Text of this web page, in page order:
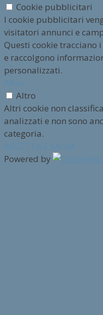
Cookie pubblicitari
I cookie pubblicitari
visitatori annunci e
Questi cookie tracciano
e raccolgono
personalizzati.
Altro
Altri cookie non
analizzati e non sono
categoria.
Powered by